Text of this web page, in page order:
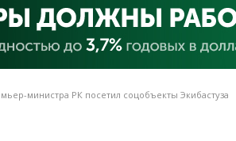
министра РК посетил соцобъекты Экибастуза